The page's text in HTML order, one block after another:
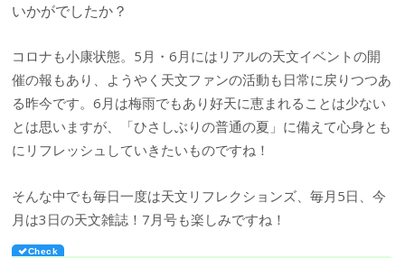
いかがでしたか？
コロナも小康状態。5月・6月にはリアルの天文イベントの開
催の報もあり、ようやく天文ファンの活動も日常に戻りつつあ
る昨今です。6月は梅雨でもあり好天に恵まれることは少ない
とは思いますが、「ひさしぶりの普通の夏」に備えて心身とも
にリフレッシュしていきたいものですね！
そんな中でも毎日一度は天文リフレクションズ、毎月5日、今
月は3日の天文雑誌！7月号も楽しみですね！